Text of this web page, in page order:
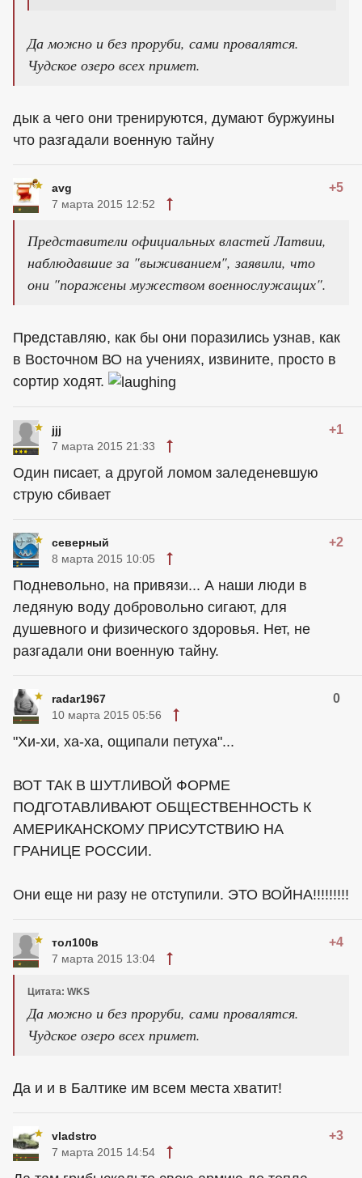
Да можно и без проруби, сами провалятся.
Чудское озеро всех примет.
дык а чего они тренируются, думают буржуины
что разгадали военную тайну
avg +5
7 марта 2015 12:52
Представители официальных властей Латвии,
наблюдавшие за "выживанием", заявили, что
они "поражены мужеством военнослужащих".
Представляю, как бы они поразились узнав, как
в Восточном ВО на учениях, извините, просто в
сортир ходят.
jjj +1
7 марта 2015 21:33
Один писает, а другой ломом заледеневшую
струю сбивает
северный +2
8 марта 2015 10:05
Подневольно, на привязи... А наши люди в
ледяную воду добровольно сигают, для
душевного и физического здоровья. Нет, не
разгадали они военную тайну.
radar1967 0
10 марта 2015 05:56
"Хи-хи, ха-ха, ощипали петуха"...
ВОТ ТАК В ШУТЛИВОЙ ФОРМЕ
ПОДГОТАВЛИВАЮТ ОБЩЕСТВЕННОСТЬ К
АМЕРИКАНСКОМУ ПРИСУТСТВИЮ НА
ГРАНИЦЕ РОССИИ.
Они еще ни разу не отступили. ЭТО ВОЙНА!!!!!!!!!
тол100в +4
7 марта 2015 13:04
Цитата: WKS
Да можно и без проруби, сами провалятся.
Чудское озеро всех примет.
Да и и в Балтике им всем места хватит!
vladstro +3
7 марта 2015 14:54